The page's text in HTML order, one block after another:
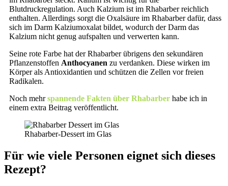
Blutdruckregulation. Auch Kalzium ist im Rhabarber reichlich
enthalten. Allerdings sorgt die Oxalsäure im Rhabarber dafür, dass
sich im Darm Kalziumoxalat bildet, wodurch der Darm das
Kalzium nicht genug aufspalten und verwerten kann.
Seine rote Farbe hat der Rhabarber übrigens den sekundären
Pflanzenstoffen Anthocyanen zu verdanken. Diese wirken im
Körper als Antioxidantien und schützen die Zellen vor freien
Radikalen.
Noch mehrspannende Fakten über Rhabarber habe ich in
einem extra Beitrag veröffentlicht.
Rhabarber-Dessert im Glas
Für wie viele Personen eignet sich dieses
Rezept?